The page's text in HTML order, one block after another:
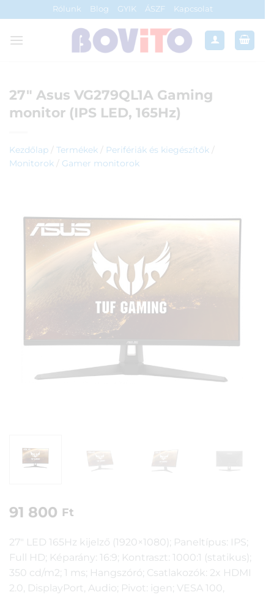
to
content
Rólunk Blog GYIK ÁSZF Kapcsolat
27″ Asus VG279QL1A Gaming
monitor (IPS LED, 165Hz)
Kezdőlap / Termékek / Perifériák és kiegészítők /
Monitorok / Gamer monitorok
91 800 Ft
27″ LED 165Hz kijelző (1920×1080); Paneltípus: IPS;
Full HD; Képarány: 16:9; Kontraszt: 1000:1 (statikus);
350 cd/m2; 1 ms; Hangszóró; Csatlakozók: 2x HDMI
2.0, DisplayPort, Audio; Pivot: igen; VESA 100,